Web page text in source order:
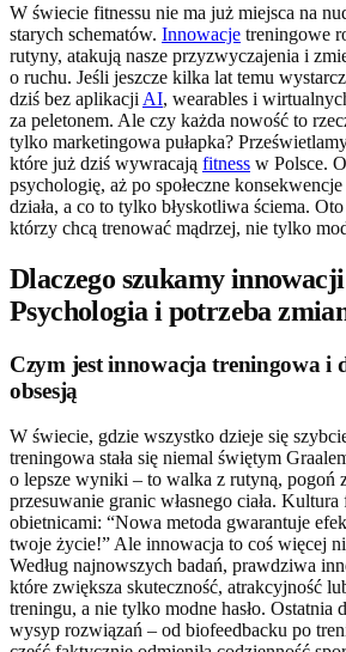
W świecie fitnessu nie ma już miejsca na
starych schematów. Innowacje treningowe
rutyny, atakują nasze przyzwyczajenia i
o ruchu. Jeśli jeszcze kilka lat temu
dziś bez aplikacji AI, wearables i
za peletonem. Ale czy każda nowość to
tylko marketingowa pułapka?
które już dziś wywracają fitness w Polsce.
psychologię, aż po społeczne
działa, a co to tylko błyskotliwa ściema. Oto
którzy chcą trenować mądrzej, nie tylko
Dlaczego szukamy
Psychologia i potrzeba
Czym jest innowacja treningowa i
obsesją
W świecie, gdzie wszystko dzieje się
treningowa stała się niemal świętym
o lepsze wyniki – to walka z rutyną, pogoń
przesuwanie granic własnego ciała.
obietnicami: “Nowa metoda gwarantuje
twoje życie!” Ale innowacja to coś więcej
Według najnowszych badań, prawdziwa
które zwiększa skuteczność, atrakcyjność
treningu, a nie tylko modne hasło. Ostatnia
wysyp rozwiązań – od biofeedbacku po